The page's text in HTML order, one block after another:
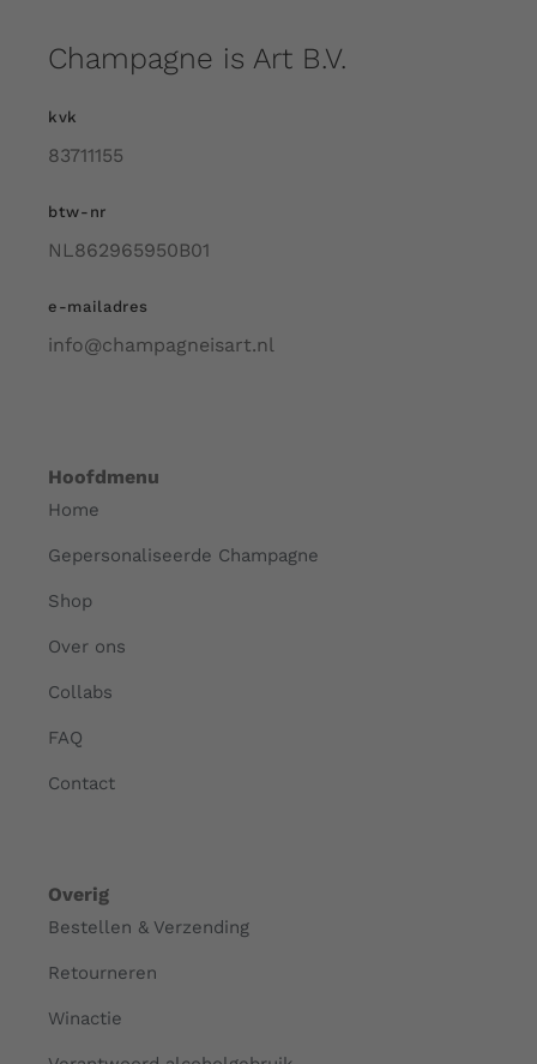
Champagne is Art B.V.
kvk
83711155
btw-nr
NL862965950B01
e-mailadres
info@champagneisart.nl
Hoofdmenu
Home
Gepersonaliseerde Champagne
Shop
Over ons
Collabs
FAQ
Contact
Overig
Bestellen & Verzending
Retourneren
Winactie